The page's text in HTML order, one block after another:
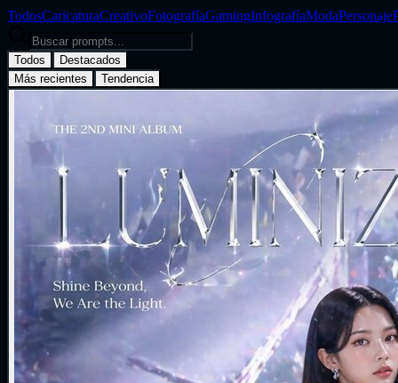
TodosCaricaturaCreativoFotografíaGamingInfografíaModaPersonaje
Todos
Destacados
Más recientes
Tendencia